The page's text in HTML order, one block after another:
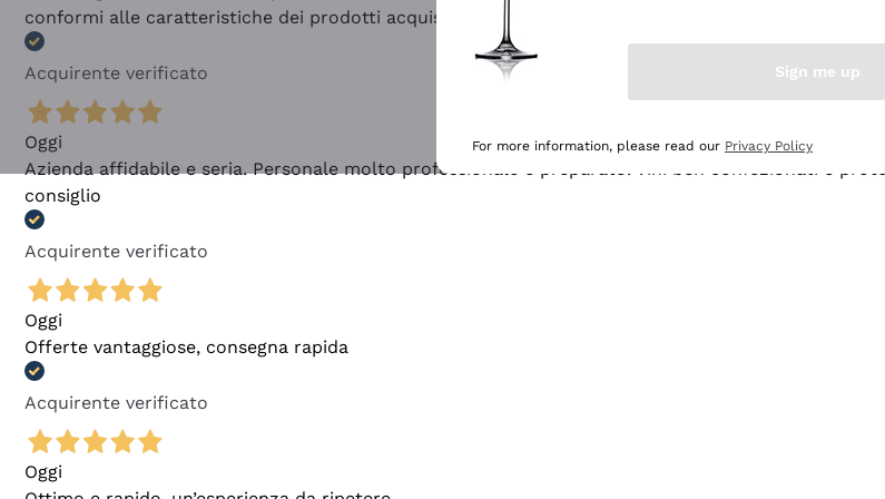
conformi alle caratteristiche dei prodotti acquistati
Acquirente verificato
Oggi
Azienda affidabile e seria. Personale molto professionale e preparato. Vini ben confezionati e
consiglio
Acquirente verificato
Oggi
Offerte vantaggiose, consegna rapida
Acquirente verificato
Oggi
Sign me up
For more information, please read our Privacy Policy